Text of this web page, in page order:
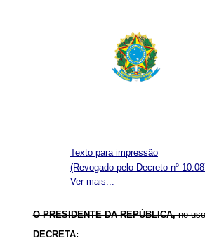
Texto para impressão
Ver mais...
(Revogado pelo Decreto nº
O PRESIDENTE DA REPÚBLICA,no
DECRETA: